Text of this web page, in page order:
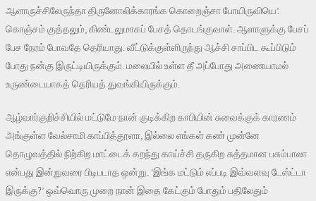
ஆளாருச்சிலேருந்தா திருனோலிக்காரங்க கொறைஞ்சா போயிருவியெ’.
கொஞ்சம் குத்தலும், கிண்டலுமாகப் பேசத் தொடங்குவாள். ஆளாளுக்கு பேசப்
பேச நேரம் போவதே தெரியாது. வீட்டுக்குள்ளிருந்து ஆச்சி சாப்பிட கூப்பிடும்
போது நன்கு இருட்டியிருக்கும். மலையில் உள்ள தீ அப்போது அணையாமல்
உருண்டையாகத் தெரியத் துவங்கியிருக்கும்.
ஆழ்வார்குறிச்சியில் மட்டுமே நான் குடிக்கிற காபியின் சுவைக்குக் காரணம்
அங்குள்ள வேல்சாமி காப்பித்தூளா, இல்லை எங்கள் கண் முன்னே
தொழுவத்தில் நிற்கிற மாட்டைக் கறந்து காய்ச்சி தருகிற சுத்தமான பசும்பாலா
என்பது இன்றுவரை பிடிபடாத ஒன்று. ‘இங்க மட்டும் எப்படி இவ்வளவு டேஸ்ட்டா
இருக்கு?’ ஒவ்வொரு முறை நான் இதை கேட்கும் போதும் பதிலேதும்